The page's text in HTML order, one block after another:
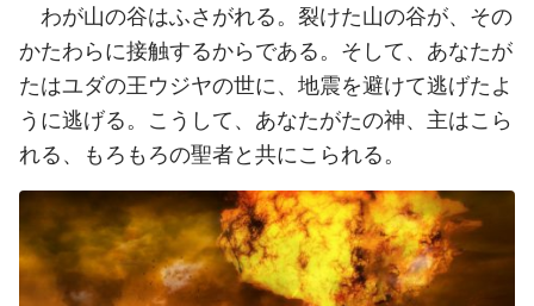
わが山の谷はふさがれる。裂けた山の谷が、その
かたわらに接触するからである。そして、あなたが
たはユダの王ウジヤの世に、地震を避けて逃げたよ
うに逃げる。こうして、あなたがたの神、主はこら
れる、もろもろの聖者と共にこられる。